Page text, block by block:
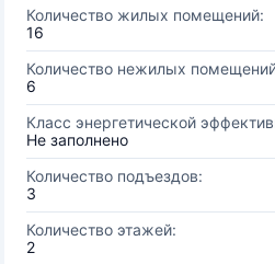
Количество жилых помещений:
16
Количество нежилых
6
Класс энергетической
Не заполнено
Количество подъездов:
3
Количество этажей:
2